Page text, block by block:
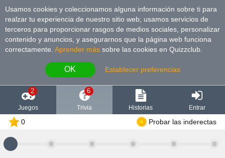
Usamos cookies y coleccionamos alguna información sobre ti para
realzar tu experiencia de nuestro sitio web; usamos servicios de
terceros para proporcionar rasgos de medios sociales, personalizar
contenido y anuncios, y asegurarnos que la página web funciona
correctamente. Aprender más sobre las cookies en Quizzclub.
OK Establecer preferencias
2
Juegos
6
Trivia Historias Entrar
0 Probar las inderectas